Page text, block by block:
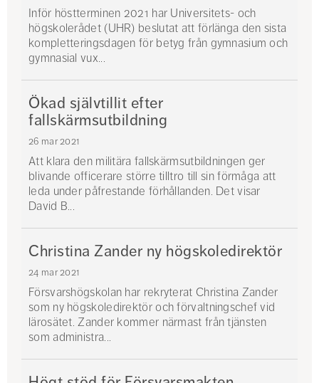
Inför höstterminen 2021 har Universitets- och
högskolerådet (UHR) beslutat att förlänga den sista
kompletteringsdagen för betyg från gymnasium och
gymnasial vux...
Ökad självtillit efter
fallskärmsutbildning
26 mar 2021
Att klara den militära fallskärmsutbildningen ger
blivande officerare större tilltro till sin förmåga att
leda under påfrestande förhållanden. Det visar
David B...
Christina Zander ny högskoledirektör
24 mar 2021
Försvarshögskolan har rekryterat Christina Zander
som ny högskoledirektör och förvaltningschef vid
lärosätet. Zander kommer närmast från tjänsten
som administra...